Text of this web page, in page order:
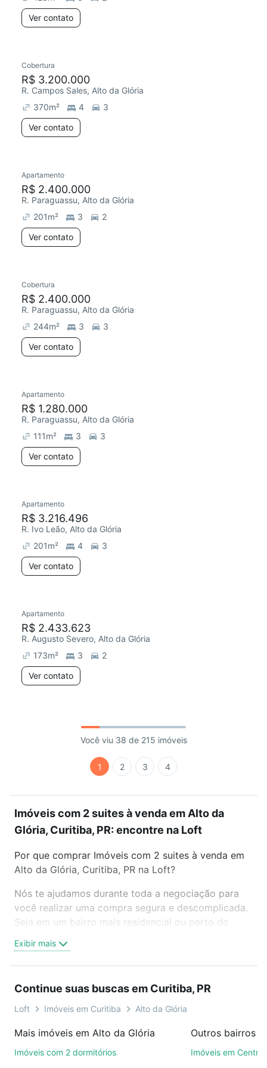
Ver contato
Cobertura
R$ 3.200.000
R. Campos Sales, Alto da Glória
370m² 4
3
Ver contato
Apartamento
R$ 2.400.000
R. Paraguassu, Alto da Glória
201m² 3
2
Ver contato
Cobertura
R$ 2.400.000
R. Paraguassu, Alto da Glória
244m² 3
3
Ver contato
Apartamento
R$ 1.280.000
R. Paraguassu, Alto da Glória
111m² 3
3
Ver contato
Apartamento
R$ 3.216.496
R. Ivo Leão, Alto da Glória
201m² 4
3
Ver contato
Apartamento
R$ 2.433.623
R. Augusto Severo, Alto da Glória
173m² 3
2
Ver contato
Você viu 38 de 215 imóveis
1 2 3 4
Imóveis com 2 suites à venda em Alto da
Glória, Curitiba, PR: encontre na Loft
Por que comprar Imóveis com 2 suites à venda em
Alto da Glória, Curitiba, PR na Loft?
Nós te ajudamos durante toda a negociação para
você realizar uma compra segura e descomplicada.
Seja em um bairro mais residencial ou perto do
oferta ideal de Imóveis com 2 suites à venda em
Alto da Glória, Curitiba, PR para conquistar seu
videochamada, é grátis, sem compromisso e você
ainda conta com mais de 46 mil corretores e
de imóveis.
Exibir mais
Continue suas buscas em Curitiba, PR
Loft Imóveis em Curitiba Alto da Glória
Mais imóveis em Alto da Glória
Imóveis com 2 dormitórios
Outros bairros
Imóveis em Centro